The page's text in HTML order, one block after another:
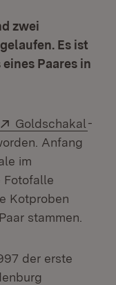
zwei
Es ist
Paares in
Extern:
Goldschakal -
Anfang
im
Fotofalle
Kotproben
stammen.
der erste